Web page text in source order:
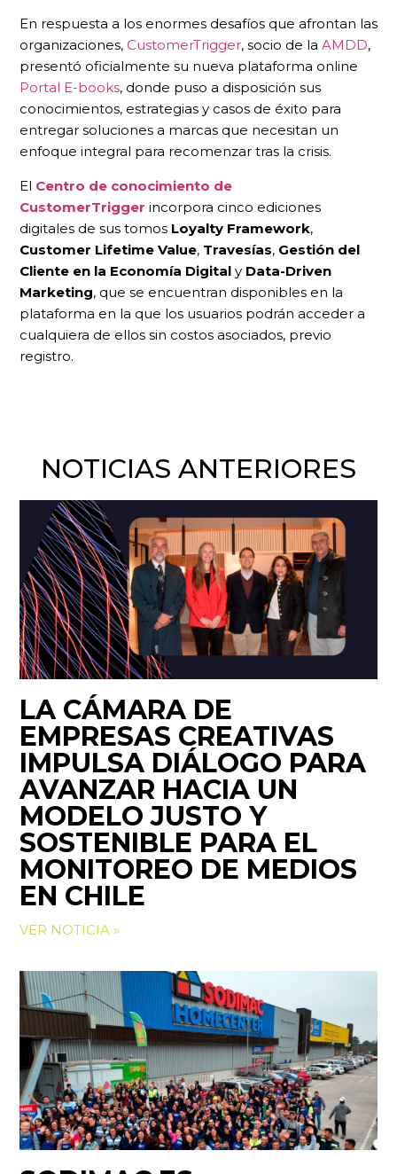
En respuesta a los enormes desafíos que afrontan las
organizaciones, CustomerTrigger, socio de la AMDD,
presentó oficialmente su nueva plataforma online
Portal E-books, donde puso a disposición sus
conocimientos, estrategias y casos de éxito para
entregar soluciones a marcas que necesitan un
enfoque integral para recomenzar tras la crisis.
El Centro de conocimiento de
CustomerTrigger incorpora cinco ediciones
digitales de sus tomos Loyalty Framework,
Customer Lifetime Value, Travesías, Gestión del
Cliente en la Economía Digital y Data-Driven
Marketing, que se encuentran disponibles en la
plataforma en la que los usuarios podrán acceder a
cualquiera de ellos sin costos asociados, previo
registro.
NOTICIAS ANTERIORES
LA CÁMARA DE
EMPRESAS CREATIVAS
IMPULSA DIÁLOGO PARA
AVANZAR HACIA UN
MODELO JUSTO Y
SOSTENIBLE PARA EL
MONITOREO DE MEDIOS
EN CHILE
VER NOTICIA »